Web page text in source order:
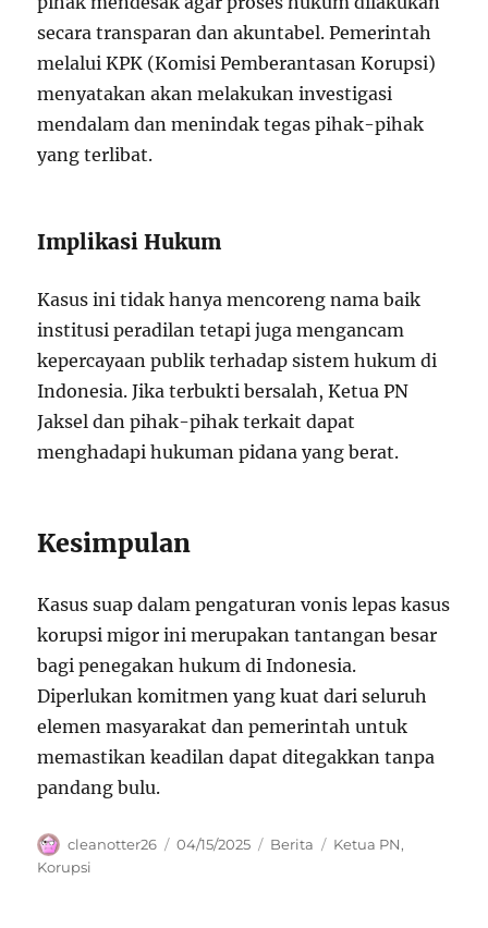
secara transparan dan akuntabel. Pemerintah
melalui KPK (Komisi Pemberantasan Korupsi)
menyatakan akan melakukan investigasi
mendalam dan menindak tegas pihak-pihak
yang terlibat.
Implikasi Hukum
Kasus ini tidak hanya mencoreng nama baik
institusi peradilan tetapi juga mengancam
kepercayaan publik terhadap sistem hukum di
Indonesia. Jika terbukti bersalah, Ketua PN
Jaksel dan pihak-pihak terkait dapat
menghadapi hukuman pidana yang berat.
Kesimpulan
Kasus suap dalam pengaturan vonis lepas kasus
korupsi migor ini merupakan tantangan besar
bagi penegakan hukum di Indonesia.
Diperlukan komitmen yang kuat dari seluruh
elemen masyarakat dan pemerintah untuk
memastikan keadilan dapat ditegakkan tanpa
pandang bulu.
Author
cleanotter26
Posted
04/15/2025 Categories
Berita Tags
Ketua PN,
Korupsi